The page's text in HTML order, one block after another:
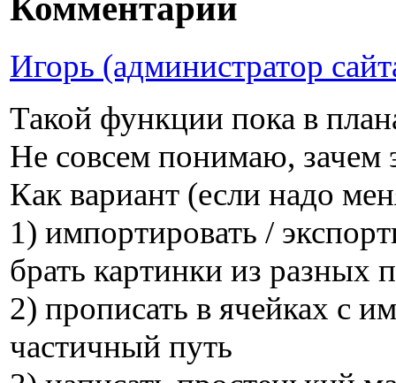
Комментарии
Игорь (администратор
Такой функции пока в
Не совсем понимаю, зачем
Как вариант (если надо
1) импортировать /
брать картинки из разных
2) прописать в ячейках с
частичный путь